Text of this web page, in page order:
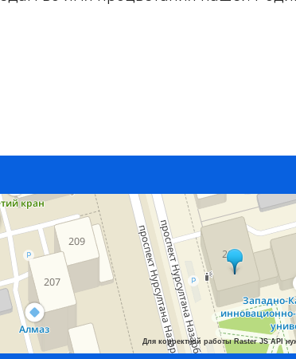
Для корректной работы Raster JS API